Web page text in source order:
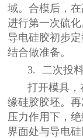
域。合模后，在
进行第一次硫
导电硅胶初步
结合做准备。
3. 二次投
打开模具
缘硅胶胶坯。
压力作用下，
界面处与导电